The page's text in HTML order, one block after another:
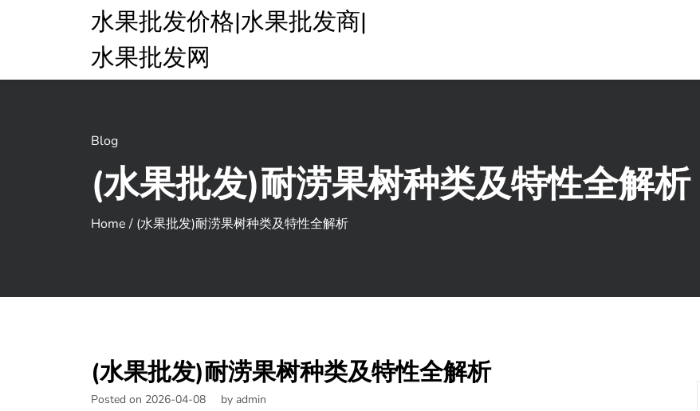
水果批发价格|水果批发商|
水果批发网
Blog
(水果批发)耐涝果树种类及特性全解析
Home / (水果批发)耐涝果树种类及特性全解析
(水果批发)耐涝果树种类及特性全解析
Posted on 2026-04-08 by admin